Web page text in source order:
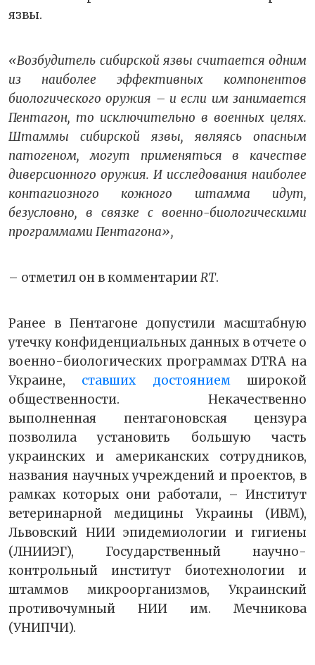
язвы.
«Возбудитель сибирской язвы считается одним
из наиболее эффективных компонентов
биологического оружия – и если им занимается
Пентагон, то исключительно в военных целях.
Штаммы сибирской язвы, являясь опасным
патогеном, могут применяться в качестве
диверсионного оружия. И исследования наиболее
контагиозного кожного штамма идут,
безусловно, в связке с военно-биологическими
программами Пентагона»,
– отметил он в комментарииRT.
Ранее в Пентагоне допустили масштабную
утечку конфиденциальных данных в отчете о
военно-биологических программах DTRA на
Украине, ставших достояниемширокой
общественности. Некачественно
выполненная пентагоновская цензура
позволила установить большую часть
украинских и американских сотрудников,
названия научных учреждений и проектов, в
рамках которых они работали, – Институт
ветеринарной медицины Украины (ИВМ),
Львовский НИИ эпидемиологии и гигиены
(ЛНИИЭГ), Государственный научно-
контрольный институт биотехнологии и
штаммов микроорганизмов, Украинский
противочумный НИИ им. Мечникова
(УНИПЧИ).